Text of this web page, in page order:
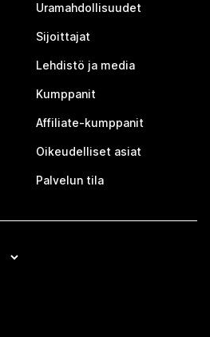
Uramahdollisuudet
Sijoittajat
Lehdistö ja media
Kumppanit
Affiliate-kumppanit
Oikeudelliset asiat
Palvelun tila